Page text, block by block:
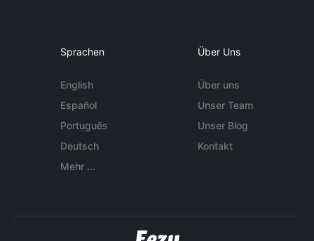
Sprachen
English
Español
Português
Deutsch
Mehr ...
Über Uns
Über uns
Unser Team
Unser Blog
Kontakt